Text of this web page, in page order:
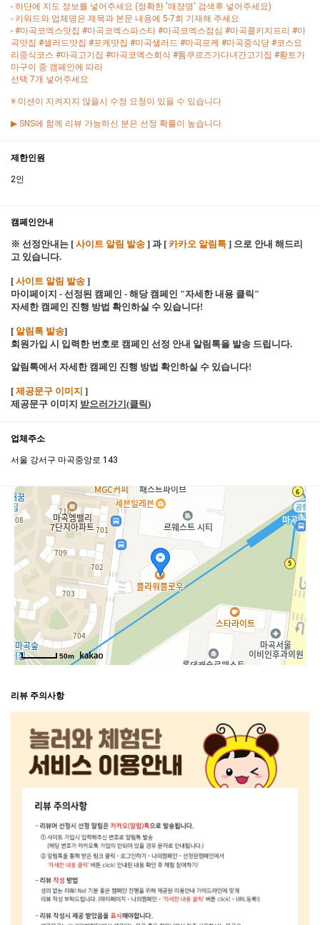
- 하단에 지도 정보를 넣어주세요 (정확한 '매장명' 검색후 넣어주세요)
- 키워드와 업체명은 제목과 본문 내용에 5-7회 기재해 주세요
- #마곡코엑스맛집 #마곡코엑스파스타 #마곡코엑스점심 #마곡콜키지프리 #마
곡맛집 #샐러드맛집 #포케맛집 #마곡샐러드 #마곡포케 #마곡중식당 #코스요
리중식코스 #마곡고기집 #마곡코엑스회식 #톰쿠르즈가다녀간고기집 #황토가
마구이 중 캠페인에 따라
선택 7개 넣어주세요
※ 미션이 지켜지지 않을시 수정 요청이 있을 수 있습니다
▶ SNS에 함께 리뷰 가능하신 분은 선정 확률이 높습니다.
제한인원
2인
캠페인안내
※ 선정안내는 [ 사이트 알림 발송 ] 과 [ 카카오 알림톡 ] 으로 안내 해드리
고 있습니다.
[ 사이트 알림 발송 ]
마이페이지 - 선정된 캠페인 - 해당 캠페인 "자세한 내용 클릭"
자세한 캠페인 진행 방법 확인하실 수 있습니다!
[ 알림톡 발송]
회원가입 시 입력한 번호로 캠페인 선정 안내 알림톡을 발송 드립니다.
알림톡에서 자세한 캠페인 진행 방법 확인하실 수 있습니다!
[ 제공문구 이미지 ]
제공문구 이미지 받으러가기(클릭 )
업체주소
서울 강서구 마곡중앙로 143
50m
리뷰 주의사항